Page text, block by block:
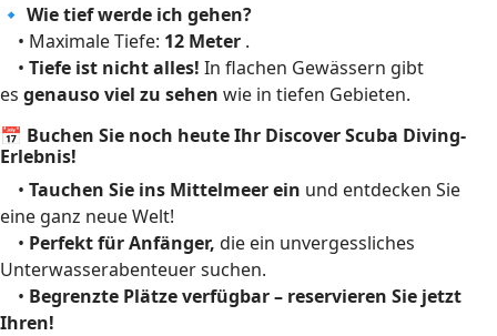
🔹 Wie tief werde ich gehen?
• Maximale Tiefe: 12 Meter .
• Tiefe ist nicht alles! In flachen Gewässern gibt
es genauso viel zu sehen wie in tiefen Gebieten.
📅 Buchen Sie noch heute Ihr Discover Scuba Diving-
Erlebnis!
• Tauchen Sie ins Mittelmeer ein und entdecken Sie
eine ganz neue Welt!
• Perfekt für Anfänger, die ein unvergessliches
Unterwasserabenteuer suchen.
• Begrenzte Plätze verfügbar – reservieren Sie jetzt
Ihren!